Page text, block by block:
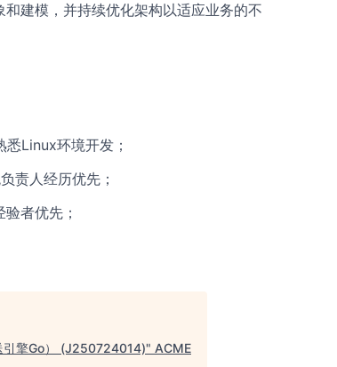
建模，并持续优化架构以适应业务的不
Linux环境开发；
责人经历优先；
者优先；
引擎Go） (J250724014)" ACME